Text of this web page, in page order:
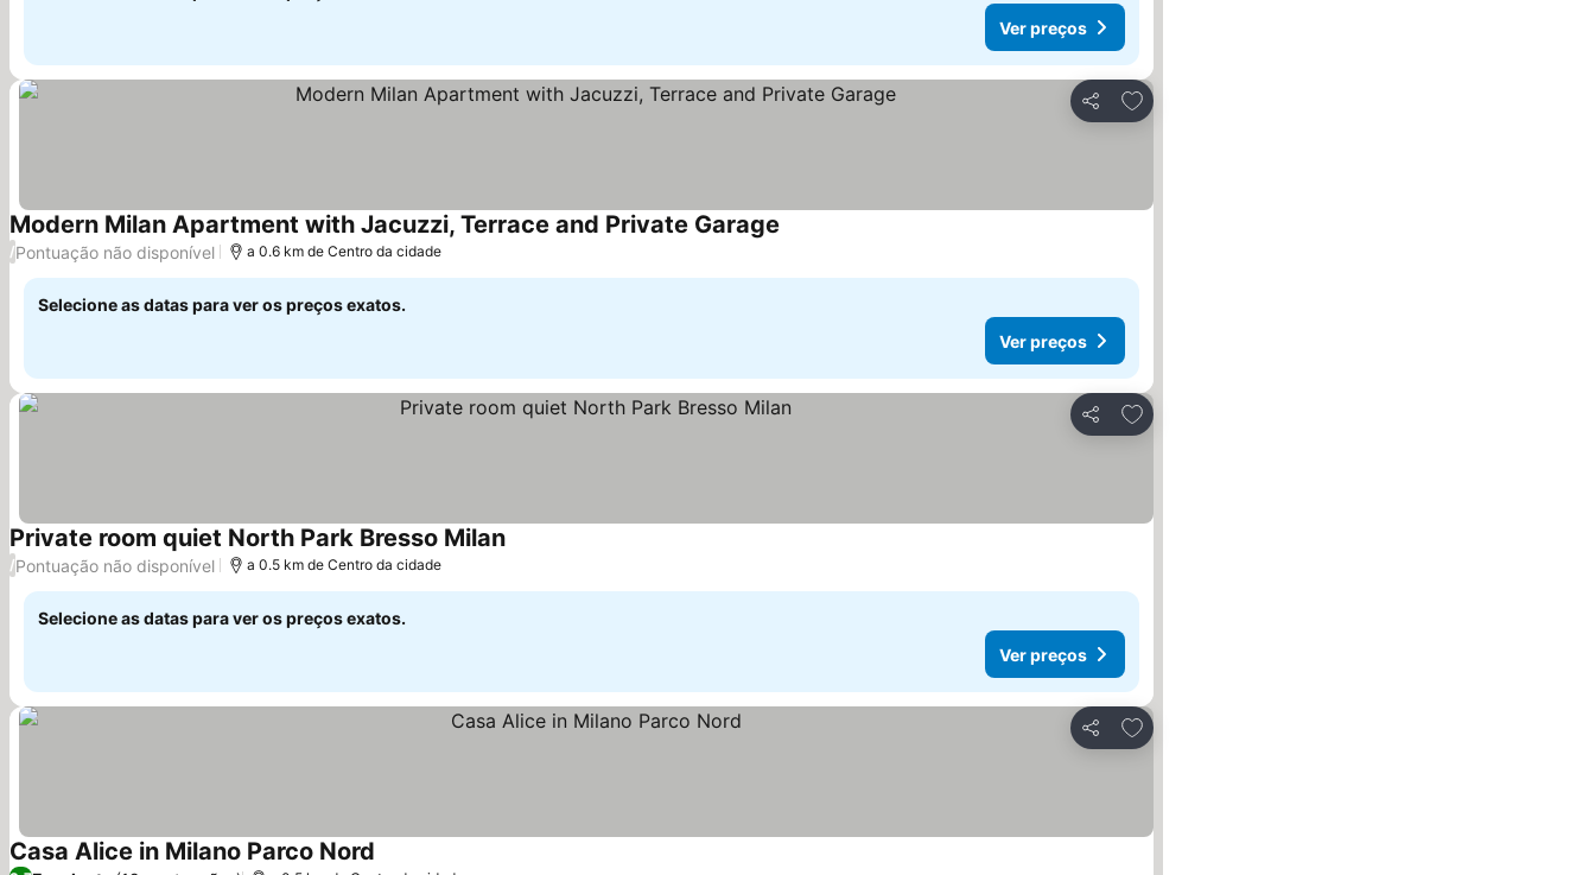
Ver preços
Partilhar
Adicionar aos favoritos
Modern Milan Apartment with Jacuzzi, Terrace and Private Garage
/Pontuação não disponível a 0.6 km de Centro da cidade
Selecione as datas para ver os preços exatos.
Ver preços
Partilhar
Adicionar aos favoritos
Private room quiet North Park Bresso MilanVer preços
/Pontuação não disponível a 0.5 km de Centro da cidade
Selecione as datas para ver os preços exatos.
Ver preços
Partilhar
Adicionar aos favoritos
Casa Alice in Milano Parco Nord